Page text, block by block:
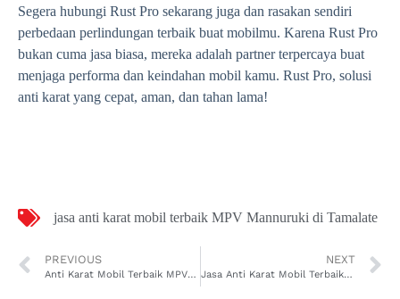
Segera hubungi Rust Pro sekarang juga dan rasakan sendiri
perbedaan perlindungan terbaik buat mobilmu. Karena Rust Pro
bukan cuma jasa biasa, mereka adalah partner terpercaya buat
menjaga performa dan keindahan mobil kamu. Rust Pro, solusi
anti karat yang cepat, aman, dan tahan lama!
jasa anti karat mobil terbaik MPV Mannuruki di Tamalate
PREVIOUS
Anti Karat Mobil Terbaik MPV Maccini Sombala di Tamalate, Rust Pro Solusi Paling Juara!
NEXT
Jasa Anti Karat Mobil Terbaik MPV Parang Tambung di Tamalate yang Bikin Mobil Kamu Awet Banget!